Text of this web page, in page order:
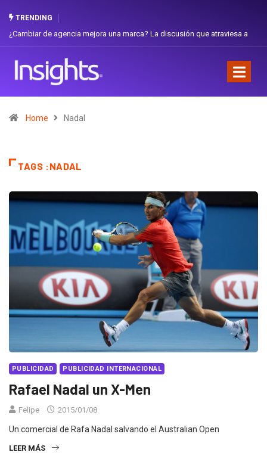
TRENDING
¿Cambiar de agencia mejora una marca? La discusión que atraviesa a
Home Nadal
TAGS :NADAL
PUBLICIDAD PUBLICIDAD INTERNACIONAL
Rafael Nadal un X-Men
Felipe 2015/01/08
Un comercial de Rafa Nadal salvando el Australian Open
LEER MÁS